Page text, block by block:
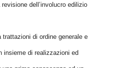
dell’involucro edilizio
di ordine generale e
insieme di realizzazioni ed